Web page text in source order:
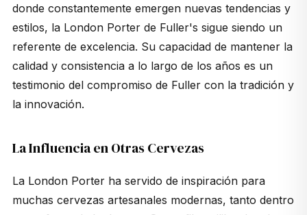
donde constantemente emergen nuevas tendencias y
estilos, la London Porter de Fuller's sigue siendo un
referente de excelencia. Su capacidad de mantener la
calidad y consistencia a lo largo de los años es un
testimonio del compromiso de Fuller con la tradición y
la innovación.
La Influencia en Otras Cervezas
La London Porter ha servido de inspiración para
muchas cervezas artesanales modernas, tanto dentro